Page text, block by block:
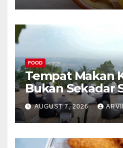
FOOD
Tempat Makan
Bukan Sekadar
AUGUST 7, 2026